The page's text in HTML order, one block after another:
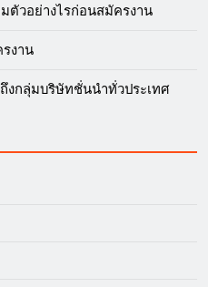
ตัวอย่างไรก่อนสมัครงาน
งาน
งกลุ่มบริษัทชั่นนำทั่วประเทศ